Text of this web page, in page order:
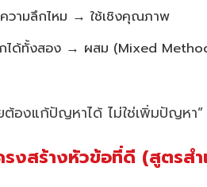
วามลึกไหม → ใช้เชิงคุณภาพ
ได้ทั้งสอง → ผสม (Mixed
ต้องแก้ปัญหาได้ ไม่ใช่เพิ่มปัญหา”
รงสร้างหัวข้อที่ดี (สูตรสำ